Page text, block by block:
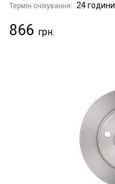
Термін очікування: 24 години
866